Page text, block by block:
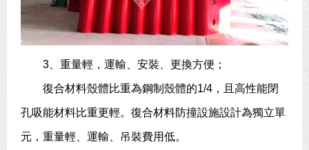
3、重量輕，運輸、安裝、更換方便；
復合材料殼體比重為鋼制殼體的1/4，且高性能閉
孔吸能材料比重更輕。復合材料防撞設施設計為獨立單
元，重量輕、運輸、吊裝費用低。